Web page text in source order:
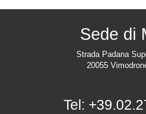
Sede di
Strada Padana
20055
Tel: